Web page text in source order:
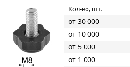
Кол-во, шт.
от 30 000
от 10 000
от 5 000
от 1 000